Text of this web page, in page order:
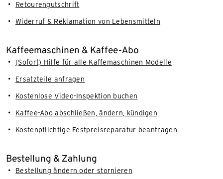
Retourengutschrift
Widerruf & Reklamation von Lebensmitteln
Kaffeemaschinen & Kaffee-Abo
(Sofort) Hilfe für alle Kaffemaschinen Modelle
Ersatzteile anfragen
Kostenlose Video-Inspektion buchen
Kaffee-Abo abschließen, ändern, kündigen
Kostenpflichtige Festpreisreparatur beantragen
Bestellung & Zahlung
Bestellung ändern oder stornieren